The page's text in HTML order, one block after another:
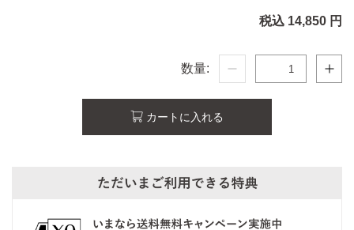
税込 14,850 円
数量:
カートに入れる